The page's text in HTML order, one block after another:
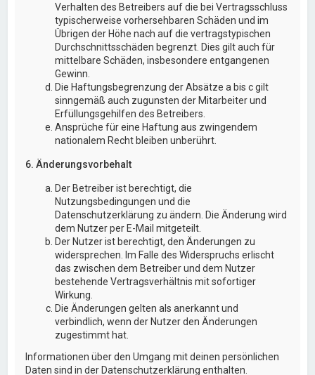
Verhalten des Betreibers auf die bei Vertragsschluss
typischerweise vorhersehbaren Schäden und im
Übrigen der Höhe nach auf die vertragstypischen
Durchschnittsschäden begrenzt. Dies gilt auch für
mittelbare Schäden, insbesondere entgangenen
Gewinn.
Die Haftungsbegrenzung der Absätze a bis c gilt
sinngemäß auch zugunsten der Mitarbeiter und
Erfüllungsgehilfen des Betreibers.
Ansprüche für eine Haftung aus zwingendem
nationalem Recht bleiben unberührt.
6. Änderungsvorbehalt
Der Betreiber ist berechtigt, die
Nutzungsbedingungen und die
Datenschutzerklärung zu ändern. Die Änderung wird
dem Nutzer per E-Mail mitgeteilt.
Der Nutzer ist berechtigt, den Änderungen zu
widersprechen. Im Falle des Widerspruchs erlischt
das zwischen dem Betreiber und dem Nutzer
bestehende Vertragsverhältnis mit sofortiger
Wirkung.
Die Änderungen gelten als anerkannt und
verbindlich, wenn der Nutzer den Änderungen
zugestimmt hat.
Informationen über den Umgang mit deinen persönlichen
Daten sind in der Datenschutzerklärung enthalten.